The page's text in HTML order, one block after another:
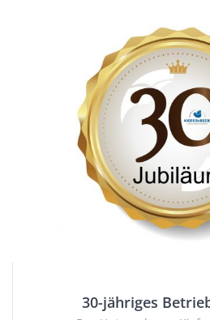
30-jähriges